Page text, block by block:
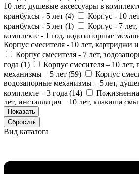
10 лет, душевые аксессуары в
кранбуксы - 5 лет (4)
Корпус - 10
кранбуксы - 5 лет (1)
Корпус - 7
комплекте - 1 год, водозапорные
Корпус смесителя - 10 лет, картриджи
Корпус смесителя - 7 лет,
года (1)
Корпус смесителя – 10 лет,
механизмы – 5 лет (59)
Корпус
водозапорные механизмы – 5 лет,
комплекте – 3 года (14)
лет, инсталляция – 10 лет, клавиша
Вид каталога